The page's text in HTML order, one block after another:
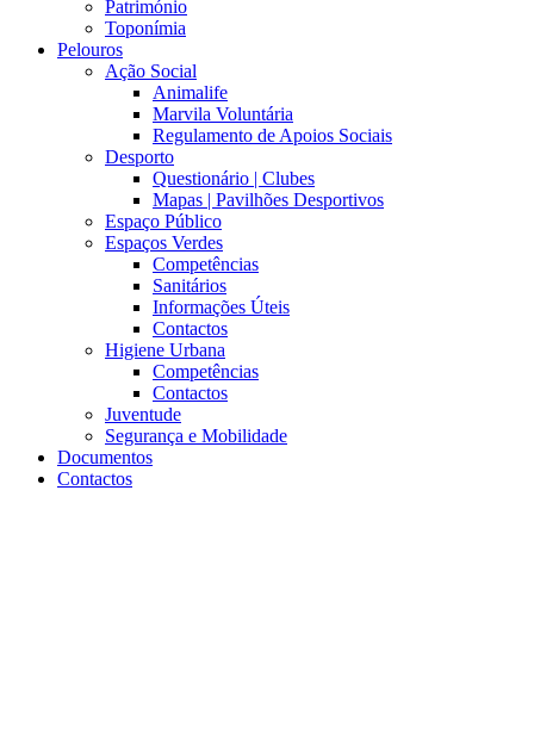
Património
Toponímia
Pelouros
Ação Social
Animalife
Marvila Voluntária
Regulamento de Apoios Sociais
Desporto
Questionário | Clubes
Mapas | Pavilhões Desportivos
Espaço Público
Espaços Verdes
Competências
Sanitários
Informações Úteis
Contactos
Higiene Urbana
Competências
Contactos
Juventude
Segurança e Mobilidade
Documentos
Contactos